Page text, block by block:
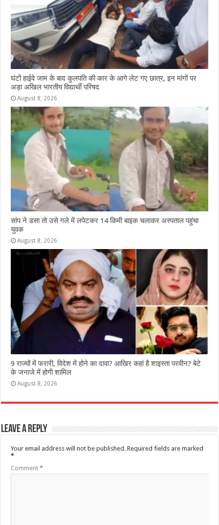
घंटों हाईवे जाम के बाद कुलपति की कार के आगे लेट गए छात्र, इन मांगों पर
अड़ा अखिल भारतीय विद्यार्थी परिषद
August 8, 2026
सांप ने डसा तो उसे गले में लपेटकर 14 किमी बाइक चलाकर अस्पताल पहुंचा
युवक
August 8, 2026
9 राज्‍यों में फरारी, व‍िदेश में होने का दावा? आख‍िर कहां है शाइस्‍ता परवीन? बेटे
के जनाजे में होगी शामिल
August 8, 2026
Leave a Reply
Your email address will not be published. Required fields are marked
*
Comment*